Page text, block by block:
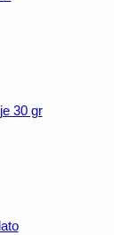
30 gr